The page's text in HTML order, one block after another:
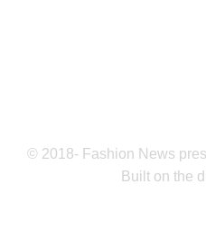
© 2018- Fashion News
Built on the